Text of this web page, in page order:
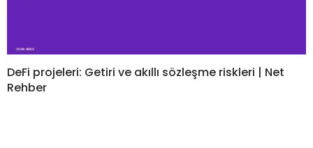
DeFi projeleri: Getiri ve akıllı sözleşme riskleri | Net
Rehber